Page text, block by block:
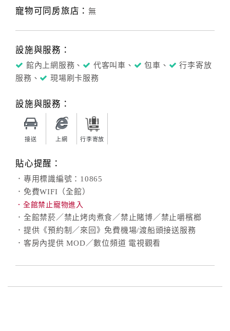
寵物可同房旅店： 無
設施與服務：
館內上網服務、 代客叫車、 包車、
行李寄放
服務、
現場刷卡服務
設施與服務：
接送 上網 行李寄放
貼心提醒：
．專用標識編號：10865
．免費WIFI（全館）
．全館禁止寵物進入
．全館禁菸／禁止烤肉煮食／禁止賭博／禁止嚼檳榔
．提供《預約制／來回》免費機場/渡船頭接送服務
．客房內提供 MOD／數位頻道 電視觀看